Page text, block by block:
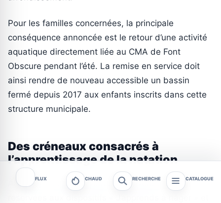
Pour les familles concernées, la principale
conséquence annoncée est le retour d’une activité
aquatique directement liée au CMA de Font
Obscure pendant l’été. La remise en service doit
ainsi rendre de nouveau accessible un bassin
fermé depuis 2017 aux enfants inscrits dans cette
structure municipale.
Des créneaux consacrés à
l’apprentissage de la natation
À terme, des plages horaires doivent être
FLUX CHAUD RECHERCHE CATALOGUE